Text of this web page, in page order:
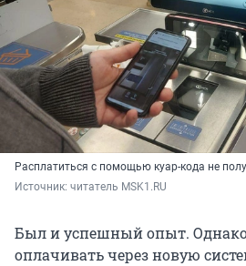
Расплатиться с помощью куар-кода не
Источник: читатель MSK1.RU
Был и успешный опыт.
оплачивать через новую